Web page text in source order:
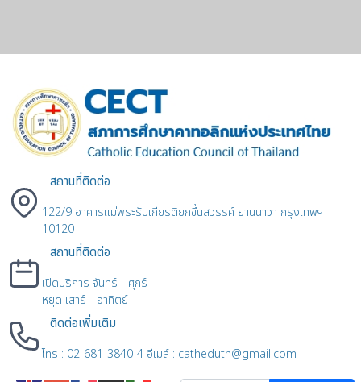
สถานที่ติดต่อ
122/9 อาคารแม่พระรับเกียรติยกขึ้นสวรรค์ ยานนาวา กรุงเทพฯ
10120
สถานที่ติดต่อ
เปิดบริการ จันทร์ - ศุกร์
หยุด เสาร์ - อาทิตย์
ติดต่อเพิ่มเติม
โทร : 02-681-3840-4 อีเมล์ : catheduth@gmail.com